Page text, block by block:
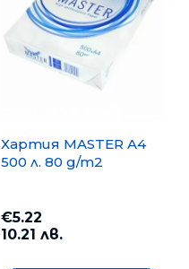
Хартия MASTER A4
500 л. 80 g/m2
€5.22
10.21 лв.